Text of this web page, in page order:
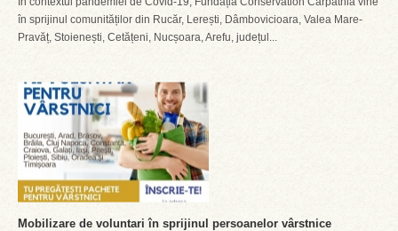
în sprijinul comunităților din Rucăr, Lerești, Dâmbovicioara, Valea Mare-
Pravăț, Stoienești, Cetățeni, Nucșoara, Arefu, județul...
Mobilizare de voluntari în sprijinul persoanelor vârstnice